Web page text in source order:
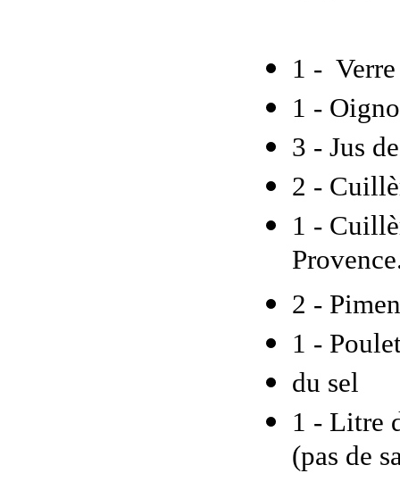
1 -
1 -
3 - Jus
2 -
1 -
2 -
1 -
du sel
1 - Litre
(pas de